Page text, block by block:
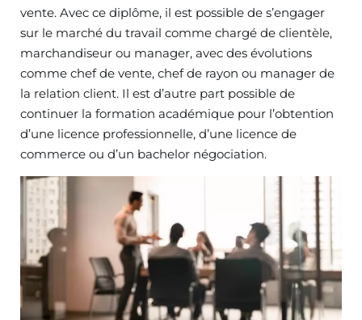
vente. Avec ce diplôme, il est possible de s’engager
sur le marché du travail comme chargé de clientèle,
marchandiseur ou manager, avec des évolutions
comme chef de vente, chef de rayon ou manager de
la relation client. Il est d’autre part possible de
continuer la formation académique pour l’obtention
d’une licence professionnelle, d’une licence de
commerce ou d’un bachelor négociation.